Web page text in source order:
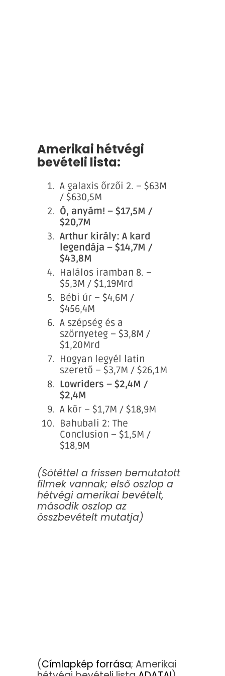
Amerikai hétvégi
bevételi lista:
A galaxis őrzői 2. – $63M
/ $630,5M
Ó, anyám! – $17,5M /
$20,7M
Arthur király: A kard
legendája – $14,7M /
$43,8M
Halálos iramban 8. –
$5,3M / $1,19Mrd
Bébi úr – $4,6M /
$456,4M
A szépség és a
szörnyeteg – $3,8M /
$1,20Mrd
Hogyan legyél latin
szerető – $3,7M / $26,1M
Lowriders – $2,4M /
$2,4M
A kör – $1,7M / $18,9M
Bahubali 2: The
Conclusion – $1,5M /
$18,9M
(Sötéttel a frissen bemutatott
filmek vannak; első oszlop a
hétvégi amerikai bevételt,
második oszlop az
összbevételt mutatja)
(Címlapkép forrása; Amerikai